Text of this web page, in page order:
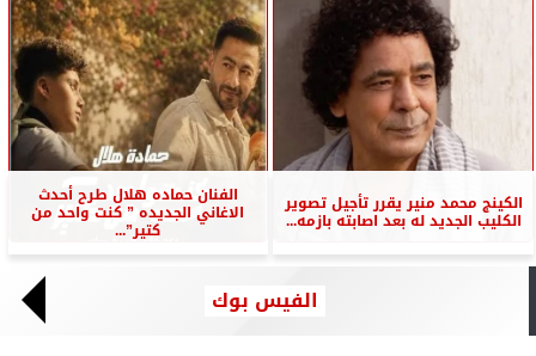
الكينج محمد منير يقرر تأجيل تصوير
الكليب الجديد له بعد اصابته بازمه...
الفنان حماده هلال طرح أحدث
الاغاني الجديده ” كنت واحد من
كتير”...
الفيس بوك